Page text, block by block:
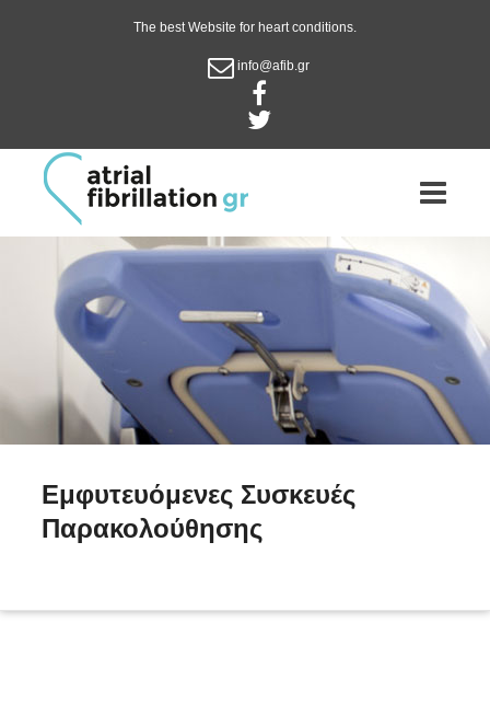
The best Website for heart conditions.
info@afib.gr
Εμφυτευόμενες Συσκευές
Παρακολούθησης